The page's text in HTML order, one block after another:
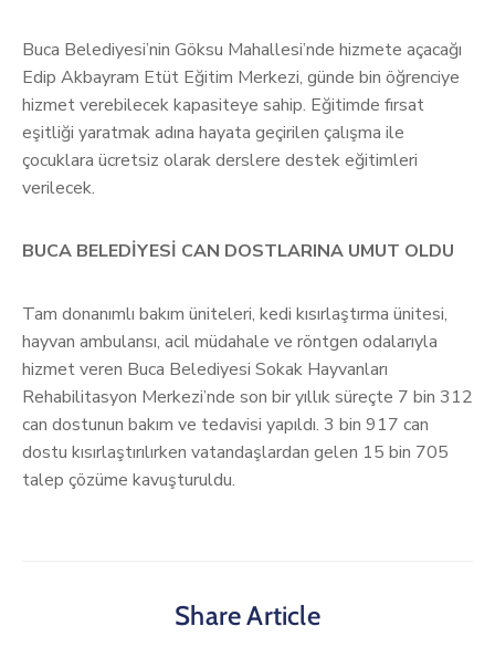
Buca Belediyesi’nin Göksu Mahallesi’nde hizmete açacağı
Edip Akbayram Etüt Eğitim Merkezi, günde bin öğrenciye
hizmet verebilecek kapasiteye sahip. Eğitimde fırsat
eşitliği yaratmak adına hayata geçirilen çalışma ile
çocuklara ücretsiz olarak derslere destek eğitimleri
verilecek.
BUCA BELEDİYESİ CAN DOSTLARINA UMUT OLDU
Tam donanımlı bakım üniteleri, kedi kısırlaştırma ünitesi,
hayvan ambulansı, acil müdahale ve röntgen odalarıyla
hizmet veren Buca Belediyesi Sokak Hayvanları
Rehabilitasyon Merkezi’nde son bir yıllık süreçte 7 bin 312
can dostunun bakım ve tedavisi yapıldı. 3 bin 917 can
dostu kısırlaştırılırken vatandaşlardan gelen 15 bin 705
talep çözüme kavuşturuldu.
Share Article